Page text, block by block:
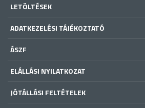
LETÖLTÉSEK
ADATKEZELÉSI TÁJÉKOZTATÓ
ÁSZF
ELÁLLÁSI NYILATKOZAT
JÓTÁLLÁSI FELTÉTELEK